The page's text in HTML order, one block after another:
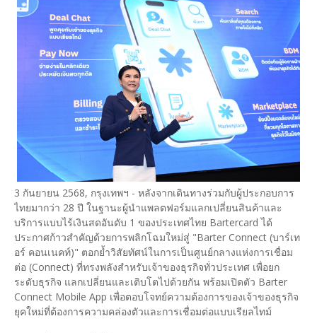
3 กันยายน 2568, กรุงเทพฯ - หลังจากเดินทางร่วมกับผู้ประกอบการ
ไทยมากว่า 28 ปี ในฐานะผู้นำแพลตฟอร์มแลกเปลี่ยนสินค้าและ
บริการแบบไร้เงินสดอันดับ 1 ของประเทศไทย Bartercard ได้
ประกาศก้าวสำคัญด้วยการพลิกโฉมใหม่สู่ "Barter Connect (บาร์เท
อร์ คอนเนคท์)" ตอกย้ำวิสัยทัศน์ในการเป็นศูนย์กลางแห่งการเชื่อม
ต่อ (Connect) ที่ทรงพลังสำหรับเจ้าของธุรกิจทั่วประเทศ เพื่อยก
ระดับธุรกิจ แลกเปลี่ยนและเติบโตไปด้วยกัน พร้อมเปิดตัว Barter
Connect Mobile App เพื่อตอบโจทย์ความต้องการของเจ้าของธุรกิจ
ยุคใหม่ที่ต้องการความคล่องตัวและการเชื่อมต่อแบบเรียลไทม์